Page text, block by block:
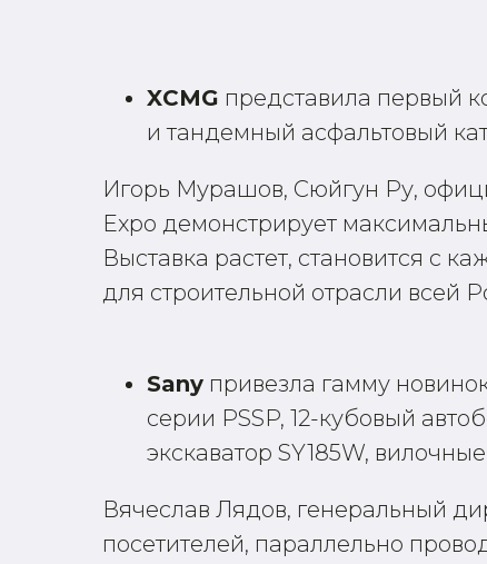
XCMG представила первый
и тандемный асфальтовый
Игорь Мурашов, Сюйгун Ру,
Expo демонстрирует
Выставка растет, становится с
для строительной отрасли всей
Sany привезла гамму
серии PSSP, 12-кубовый
экскаватор SY185W,
Вячеслав Лядов, генеральный
посетителей, параллельно